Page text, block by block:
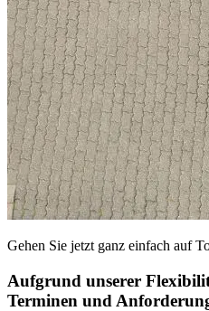
Gehen Sie jetzt ganz einfach auf
Aufgrund unserer
Terminen und